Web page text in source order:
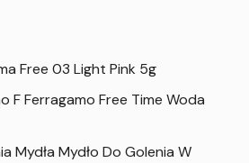
Free 03 Light Pink 5g
F Ferragamo Free Time Woda
Mydła Mydło Do Golenia W